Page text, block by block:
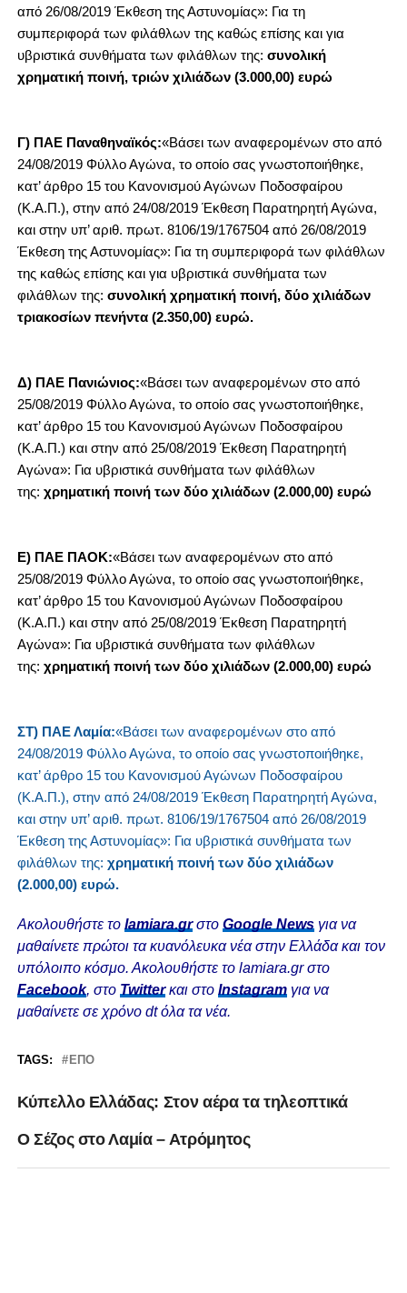
από 26/08/2019 Έκθεση της Αστυνομίας»: Για τη
συμπεριφορά των φιλάθλων της καθώς επίσης και για
υβριστικά συνθήματα των φιλάθλων της: συνολική
χρηματική ποινή, τριών χιλιάδων (3.000,00) ευρώ
Γ) ΠΑΕ Παναθηναϊκός:«Βάσει των αναφερομένων στο από
24/08/2019 Φύλλο Αγώνα, το οποίο σας γνωστοποιήθηκε,
κατ’ άρθρο 15 του Κανονισμού Αγώνων Ποδοσφαίρου
(Κ.Α.Π.), στην από 24/08/2019 Έκθεση Παρατηρητή Αγώνα,
και στην υπ’ αριθ. πρωτ. 8106/19/1767504 από 26/08/2019
Έκθεση της Αστυνομίας»: Για τη συμπεριφορά των φιλάθλων
της καθώς επίσης και για υβριστικά συνθήματα των
φιλάθλων της: συνολική χρηματική ποινή, δύο χιλιάδων
τριακοσίων πενήντα (2.350,00) ευρώ.
Δ) ΠΑΕ Πανιώνιος:«Βάσει των αναφερομένων στο από
25/08/2019 Φύλλο Αγώνα, το οποίο σας γνωστοποιήθηκε,
κατ’ άρθρο 15 του Κανονισμού Αγώνων Ποδοσφαίρου
(Κ.Α.Π.) και στην από 25/08/2019 Έκθεση Παρατηρητή
Αγώνα»: Για υβριστικά συνθήματα των φιλάθλων
της: χρηματική ποινή των δύο χιλιάδων (2.000,00) ευρώ
Ε) ΠΑΕ ΠΑΟΚ:«Βάσει των αναφερομένων στο από
25/08/2019 Φύλλο Αγώνα, το οποίο σας γνωστοποιήθηκε,
κατ’ άρθρο 15 του Κανονισμού Αγώνων Ποδοσφαίρου
(Κ.Α.Π.) και στην από 25/08/2019 Έκθεση Παρατηρητή
Αγώνα»: Για υβριστικά συνθήματα των φιλάθλων
της: χρηματική ποινή των δύο χιλιάδων (2.000,00) ευρώ
ΣΤ) ΠΑΕ Λαμία:«Βάσει των αναφερομένων στο από
24/08/2019 Φύλλο Αγώνα, το οποίο σας γνωστοποιήθηκε,
κατ’ άρθρο 15 του Κανονισμού Αγώνων Ποδοσφαίρου
(Κ.Α.Π.), στην από 24/08/2019 Έκθεση Παρατηρητή Αγώνα,
και στην υπ’ αριθ. πρωτ. 8106/19/1767504 από 26/08/2019
Έκθεση της Αστυνομίας»: Για υβριστικά συνθήματα των
φιλάθλων της: χρηματική ποινή των δύο χιλιάδων
(2.000,00) ευρώ.
Ακολουθήστε το lamiara.grστο Google Newsγια να
μαθαίνετε πρώτοι τα κυανόλευκα νέα στην Ελλάδα και τον
υπόλοιπο κόσμο. Ακολουθήστε το lamiara.gr στο
Facebook, στο Twitterκαι στο Instagram για να
μαθαίνετε σε χρόνο dt όλα τα νέα.
TAGS: ΕΠΟ
Κύπελλο Ελλάδας: Στον αέρα τα τηλεοπτικά
Ο Σέζος στο Λαμία – Ατρόμητος